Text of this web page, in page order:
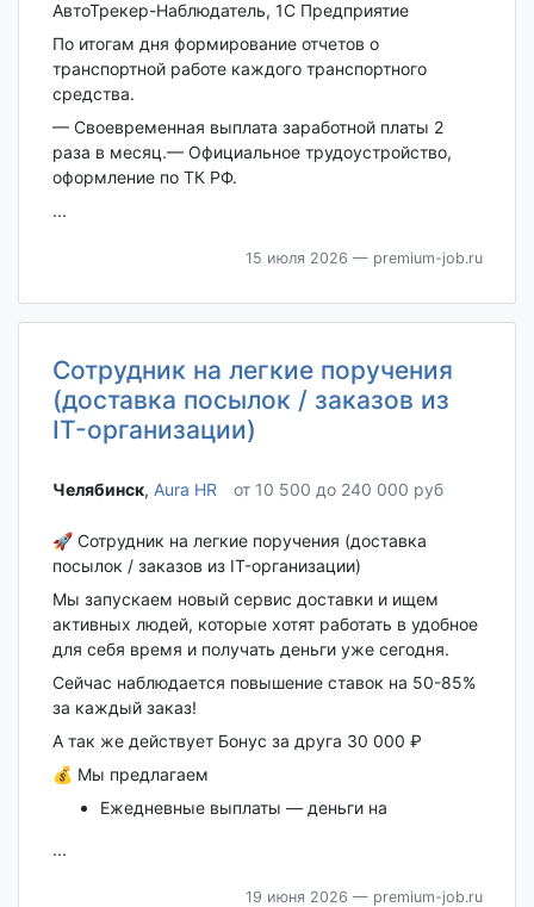
АвтоТрекер-Наблюдатель, 1С Предприятие
По итогам дня формирование отчетов о
транспортной работе каждого транспортного
средства.
— Своевременная выплата заработной платы 2
раза в месяц.— Официальное трудоустройство,
оформление по ТК РФ.
...
15 июля 2026 — premium-job.ru
Сотрудник на легкие поручения
(доставка посылок / заказов из
IT-организации)
Челябинск‎, Aura HR от 10 500 до 240 000 руб
🚀 Сотрудник на легкие поручения (доставка
посылок / заказов из IT-организации)
Мы запускаем новый сервис доставки и ищем
активных людей, которые хотят работать в удобное
для себя время и получать деньги уже сегодня.
Сейчас наблюдается повышение ставок на 50-85%
за каждый заказ!
А так же действует Бонус за друга 30 000 ₽
💰 Мы предлагаем
Ежедневные выплаты — деньги на
...
19 июня 2026 — premium-job.ru